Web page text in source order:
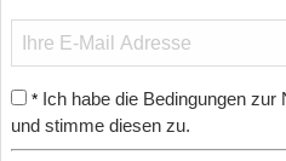
* Ich habe die Bedingungen
und stimme diesen zu.